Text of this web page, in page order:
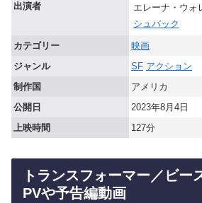
出演者
エレーナ・ウォ
シュバック
カテゴリー
映画
ジャンル
SF アクション
制作国
アメリカ
公開日
2023年8月4日
上映時間
127分
トランスフォーマー／ビー
PVや予告編動画